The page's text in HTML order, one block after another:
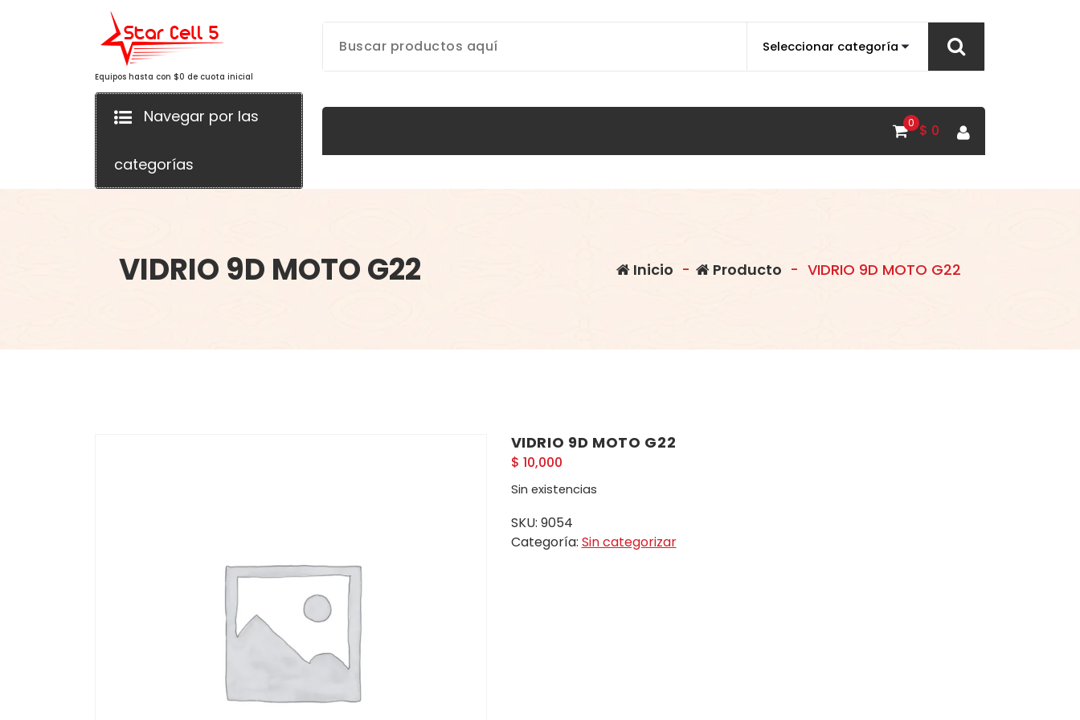
Equipos hasta con $0 de cuota inicial
Navegar por las
categorías
0 $ 0
VIDRIO 9D MOTO G22 Inicio - Producto - VIDRIO 9D MOTO G22
VIDRIO 9D MOTO G22
$ 10,000
Sin existencias
SKU: 9054
Categoría: Sin categorizar